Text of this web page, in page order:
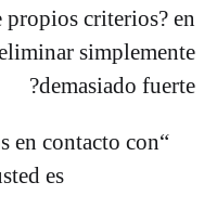
propios criterios? en
simplemente
demasiado fuerte?
en contacto con
es